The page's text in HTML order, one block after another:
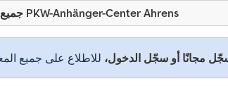
جميع العروض من PKW-Anhänger-Center Ahrens
مجانًا أو سجّل الدخول،